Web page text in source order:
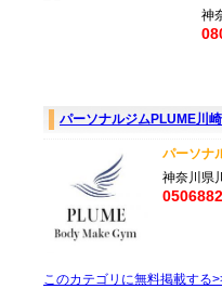
神
パーソナルジムPLUME川
パーソナ
神奈川県
このカテゴリに無料掲載する